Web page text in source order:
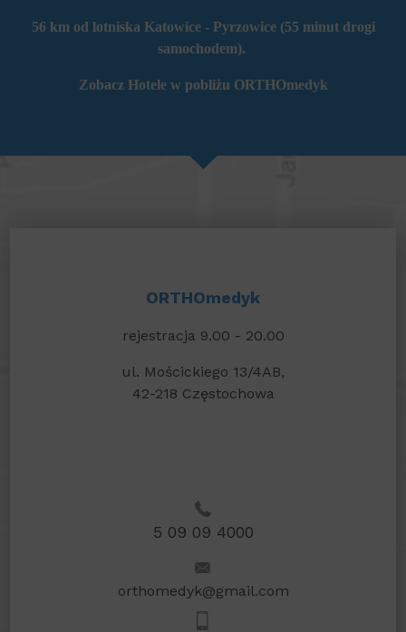
56 km od lotniska Katowice - Pyrzowice (55 minut drogi
samochodem).
Zobacz Hotele w pobliżu ORTHOmedyk
ORTHOmedyk
rejestracja 9.00 - 20.00
ul. Mościckiego 13/4AB,
42-218 Częstochowa
5 09 09 4000
orthomedyk@gmail.com